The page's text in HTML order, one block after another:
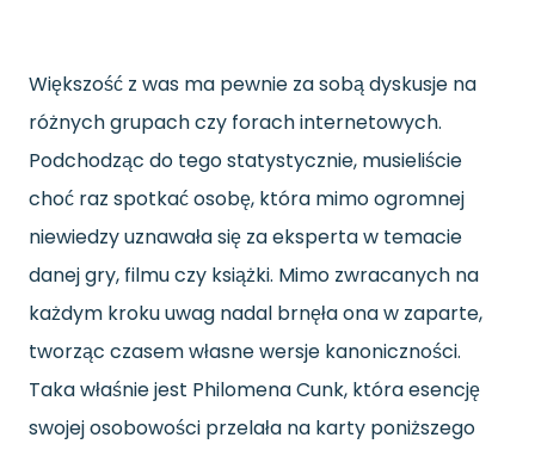
Większość z was ma pewnie za sobą dyskusje na
różnych grupach czy forach internetowych.
Podchodząc do tego statystycznie, musieliście
choć raz spotkać osobę, która mimo ogromnej
niewiedzy uznawała się za eksperta w temacie
danej gry, filmu czy książki. Mimo zwracanych na
każdym kroku uwag nadal brnęła ona w zaparte,
tworząc czasem własne wersje kanoniczności.
Taka właśnie jest Philomena Cunk, która esencję
swojej osobowości przelała na karty poniższego